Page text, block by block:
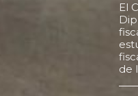
El
de